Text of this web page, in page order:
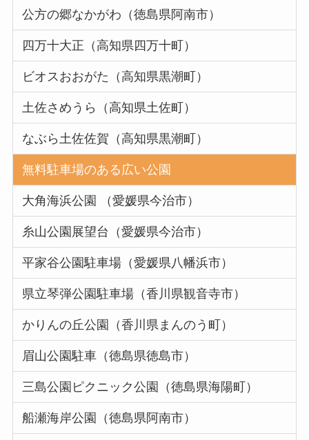
公方の郷なかがわ（徳島県阿南市）
四万十大正（高知県四万十町）
ビオスおおがた（高知県黒潮町）
土佐さめうら（高知県土佐町）
なぶら土佐佐賀（高知県黒潮町）
無料駐車場のある広い公園
大角海浜公園 （愛媛県今治市）
糸山公園展望台（愛媛県今治市）
平家谷公園駐車場（愛媛県八幡浜市）
県立琴弾公園駐車場（香川県観音寺市）
かりんの丘公園（香川県まんのう町）
眉山公園駐車（徳島県徳島市）
三島公園ピクニック公園（徳島県海陽町）
船瀬海岸公園（徳島県阿南市）